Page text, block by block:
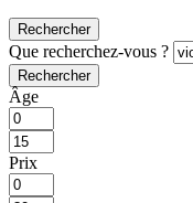
Rechercher
Que recherchez-vous ?
Rechercher
Âge
Prix